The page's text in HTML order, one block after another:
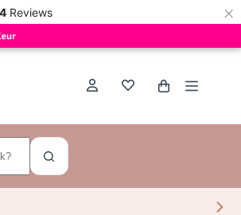
4 Reviews ×
Winkelwagen